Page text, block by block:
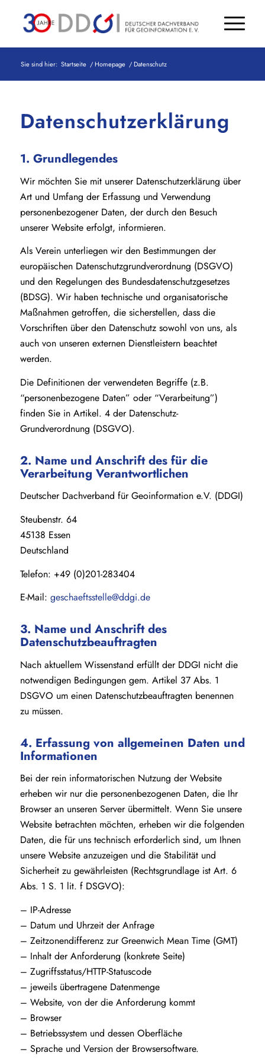
Sie sind hier: Startseite /Homepage /Datenschutz
Datenschutzerklärung
1. Grundlegendes
Wir möchten Sie mit unserer Datenschutzerklärung über
Art und Umfang der Erfassung und Verwendung
personenbezogener Daten, der durch den Besuch
unserer Website erfolgt, informieren.
Als Verein unterliegen wir den Bestimmungen der
europäischen Datenschutzgrundverordnung (DSGVO)
und den Regelungen des Bundesdatenschutzgesetzes
(BDSG). Wir haben technische und organisatorische
Maßnahmen getroffen, die sicherstellen, dass die
Vorschriften über den Datenschutz sowohl von uns, als
auch von unseren externen Dienstleistern beachtet
werden.
Die Definitionen der verwendeten Begriffe (z.B.
“personenbezogene Daten” oder “Verarbeitung”)
finden Sie in Artikel. 4 der Datenschutz-
Grundverordnung (DSGVO).
2. Name und Anschrift des für die
Verarbeitung Verantwortlichen
Deutscher Dachverband für Geoinformation e.V. (DDGI)
Steubenstr. 64
45138 Essen
Deutschland
Telefon: +49 (0)201-283404
E-Mail: geschaeftsstelle@ddgi.de
3. Name und Anschrift des
Datenschutzbeauftragten
Nach aktuellem Wissenstand erfüllt der DDGI nicht die
notwendigen Bedingungen gem. Artikel 37 Abs. 1
DSGVO um einen Datenschutzbeauftragten benennen
zu müssen.
4. Erfassung von allgemeinen Daten und
Informationen
Bei der rein informatorischen Nutzung der Website
erheben wir nur die personenbezogenen Daten, die Ihr
Browser an unseren Server übermittelt. Wenn Sie unsere
Website betrachten möchten, erheben wir die folgenden
Daten, die für uns technisch erforderlich sind, um Ihnen
unsere Website anzuzeigen und die Stabilität und
Sicherheit zu gewährleisten (Rechtsgrundlage ist Art. 6
Abs. 1 S. 1 lit. f DSGVO):
– IP-Adresse
– Datum und Uhrzeit der Anfrage
– Zeitzonendifferenz zur Greenwich Mean Time (GMT)
– Inhalt der Anforderung (konkrete Seite)
– Zugriffsstatus/HTTP-Statuscode
– jeweils übertragene Datenmenge
– Website, von der die Anforderung kommt
– Browser
– Betriebssystem und dessen Oberfläche
– Sprache und Version der Browsersoftware.